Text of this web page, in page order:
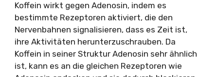
Koffein wirkt gegen Adenosin, indem es
bestimmte Rezeptoren aktiviert, die den
Nervenbahnen signalisieren, dass es Zeit ist,
ihre Aktivitäten herunterzuschrauben. Da
Koffein in seiner Struktur Adenosin sehr ähnlich
ist, kann es an die gleichen Rezeptoren wie